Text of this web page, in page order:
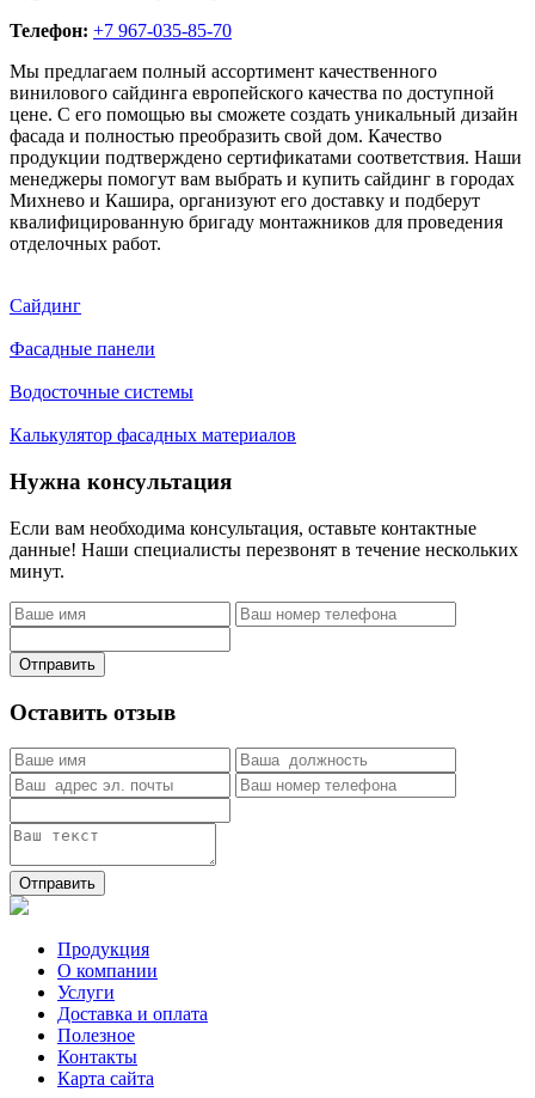
Телефон: +7 967-035-85-70
Мы предлагаем полный ассортимент качественного
винилового сайдинга европейского качества по доступной
цене. С его помощью вы сможете создать уникальный дизайн
фасада и полностью преобразить свой дом. Качество
продукции подтверждено сертификатами соответствия. Наши
менеджеры помогут вам выбрать и купить сайдинг в городах
Михнево и Кашира, организуют его доставку и подберут
квалифицированную бригаду монтажников для проведения
отделочных работ.
Сайдинг
Фасадные панели
Водосточные системы
Калькулятор фасадных материалов
Нужна консультация
Если вам необходима консультация, оставьте контактные
данные! Наши специалисты перезвонят в течение нескольких
минут.
Отправить
Оставить отзыв
Отправить
Продукция
О компании
Услуги
Доставка и оплата
Полезное
Контакты
Карта сайта